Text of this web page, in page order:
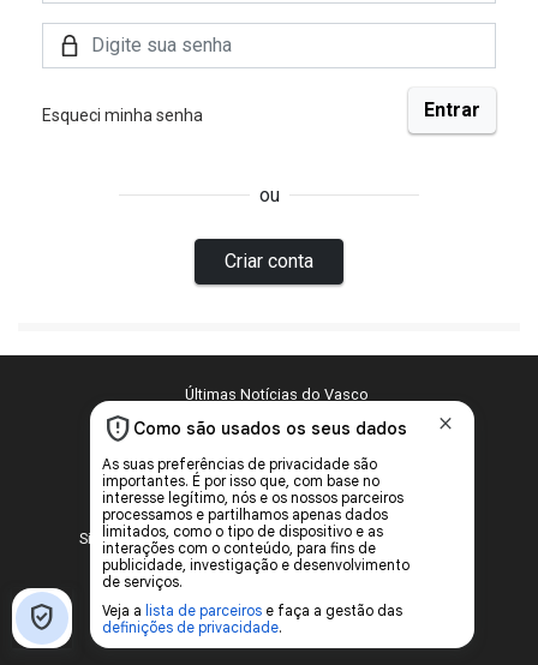
Últimas Notícias do Vasco
Política de Privacidade e Cookies
Configurações de privacidade e cookies
2000 - 2026 © SuperVasco
Site de notícias sobre o Club de Regatas Vasco da Gama
Desenvolvido porSile